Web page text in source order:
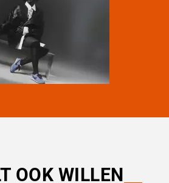
OOK WILLEN